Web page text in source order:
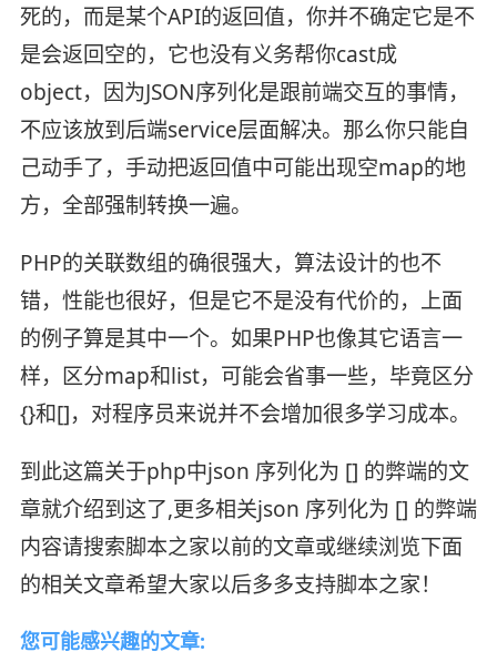
死的，而是某个API的返回值，你并不确定它是不
是会返回空的，它也没有义务帮你cast成
object，因为JSON序列化是跟前端交互的事情，
不应该放到后端service层面解决。那么你只能自
己动手了，手动把返回值中可能出现空map的地
方，全部强制转换一遍。
PHP的关联数组的确很强大，算法设计的也不
错，性能也很好，但是它不是没有代价的，上面
的例子算是其中一个。如果PHP也像其它语言一
样，区分map和list，可能会省事一些，毕竟区分
{}和[]，对程序员来说并不会增加很多学习成本。
到此这篇关于php中json 序列化为 [] 的弊端的文
章就介绍到这了,更多相关json 序列化为 [] 的弊端
内容请搜索脚本之家以前的文章或继续浏览下面
的相关文章希望大家以后多多支持脚本之家！
您可能感兴趣的文章: